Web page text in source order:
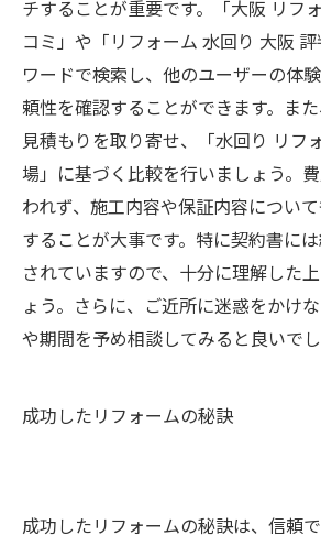
チすることが重要です。「大阪 リフ
コミ」や「リフォーム 水回り 大阪
ワードで検索し、他のユーザーの体
頼性を確認することができます。ま
見積もりを取り寄せ、「水回り リフ
場」に基づく比較を行いましょう。
われず、施工内容や保証内容につい
することが大事です。特に契約書に
されていますので、十分に理解した
ょう。さらに、ご近所に迷惑をかけ
や期間を予め相談してみると良いでし
成功したリフォームの秘訣
成功したリフォームの秘訣は、信頼